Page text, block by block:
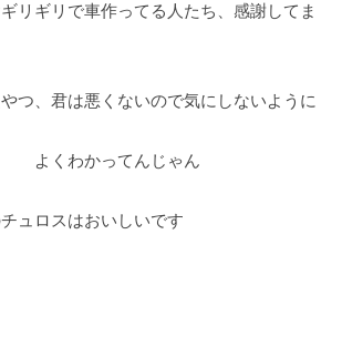
リギリで車作ってる人たち、感謝してま
つ、君は悪くないので気にしないように
よくわかってんじゃん
ュロスはおいしいです